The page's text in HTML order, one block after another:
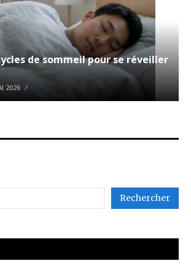
de sommeil pour se réveiller
2026
Rechercher